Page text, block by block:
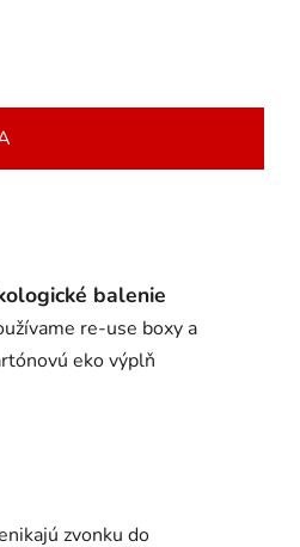
balenie
re-use boxy a
eko výplň
zvonku do